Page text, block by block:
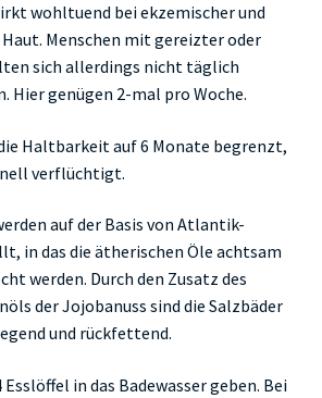
wohltuend bei ekzemischer und
Menschen mit gereizter oder
sich allerdings nicht täglich
Hier genügen 2-mal pro Woche.
Haltbarkeit auf 6 Monate begrenzt,
verflüchtigt.
auf der Basis von Atlantik-
in das die ätherischen Öle achtsam
werden. Durch den Zusatz des
der Jojobanuss sind die Salzbäder
und rückfettend.
in das Badewasser geben. Bei